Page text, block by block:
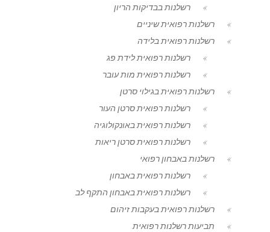
רשלנות בבדיקות הריון
רשלנות רפואית שיניים
רשלנות רפואית בלידה
רשלנות רפואית לידת פג
רשלנות רפואית מות עובר
רשלנות רפואית בגילוי סרטן
רשלנות רפואית סרטן העור
רשלנות רפואית באונקולוגיה
רשלנות רפואית סרטן ריאות
רשלנות באבחון רפואי
רשלנות רפואית באבחון
רשלנות רפואית באבחון התקף לב
רשלנות רפואית בעקבות זיהום
תביעות רשלנות רפואית